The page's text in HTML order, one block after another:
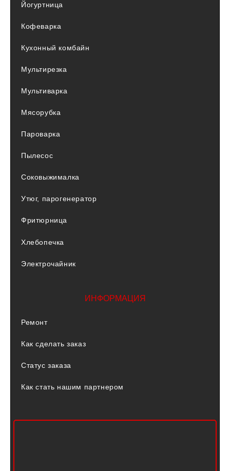
Йогуртница
Кофеварка
Кухонный комбайн
Мультирезка
Мультиварка
Мясорубка
Пароварка
Пылесос
Соковыжималка
Утюг, парогенератор
Фритюрница
Хлебопечка
Электрочайник
ИНФОРМАЦИЯ
Ремонт
Как сделать заказ
Статус заказа
Как стать нашим партнером